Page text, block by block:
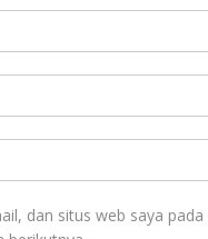
dan situs web saya